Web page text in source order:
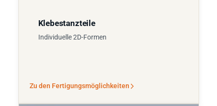
Klebestanzteile
Individuelle 2D-Formen
Zu den Fertigungsmöglichkeiten